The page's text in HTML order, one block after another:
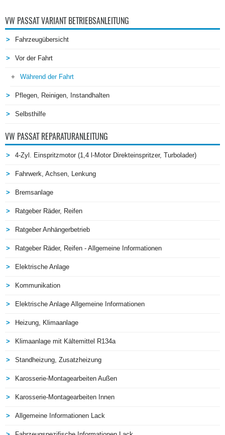
VW PASSAT VARIANT BETRIEBSANLEITUNG
Fahrzeugübersicht
Vor der Fahrt
Während der Fahrt
Pflegen, Reinigen, Instandhalten
Selbsthilfe
VW PASSAT REPARATURANLEITUNG
4-Zyl. Einspritzmotor (1,4 l-Motor Direkteinspritzer, Turbolader)
Fahrwerk, Achsen, Lenkung
Bremsanlage
Ratgeber Räder, Reifen
Ratgeber Anhängerbetrieb
Ratgeber Räder, Reifen - Allgemeine Informationen
Elektrische Anlage
Kommunikation
Elektrische Anlage Allgemeine Informationen
Heizung, Klimaanlage
Klimaanlage mit Kältemittel R134a
Standheizung, Zusatzheizung
Karosserie-Montagearbeiten Außen
Karosserie-Montagearbeiten Innen
Allgemeine Informationen Lack